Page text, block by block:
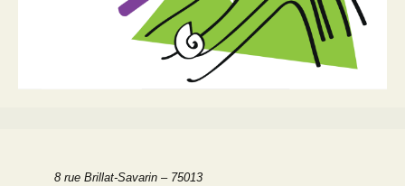
8 rue Brillat-Savarin – 75013